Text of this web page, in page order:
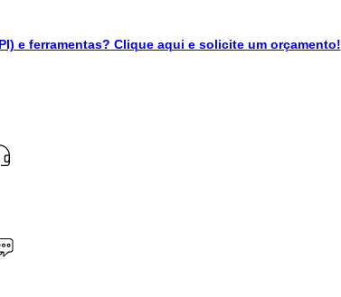
e ferramentas? Clique aqui e solicite um orçamento!